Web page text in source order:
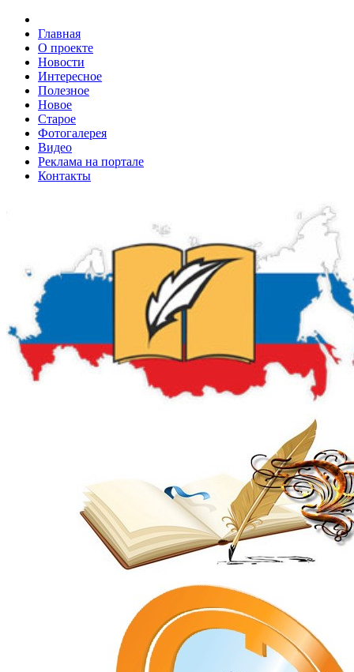
Главная
О проекте
Новости
Интересное
Полезное
Новое
Старое
Фотогалерея
Видео
Реклама на портале
Контакты